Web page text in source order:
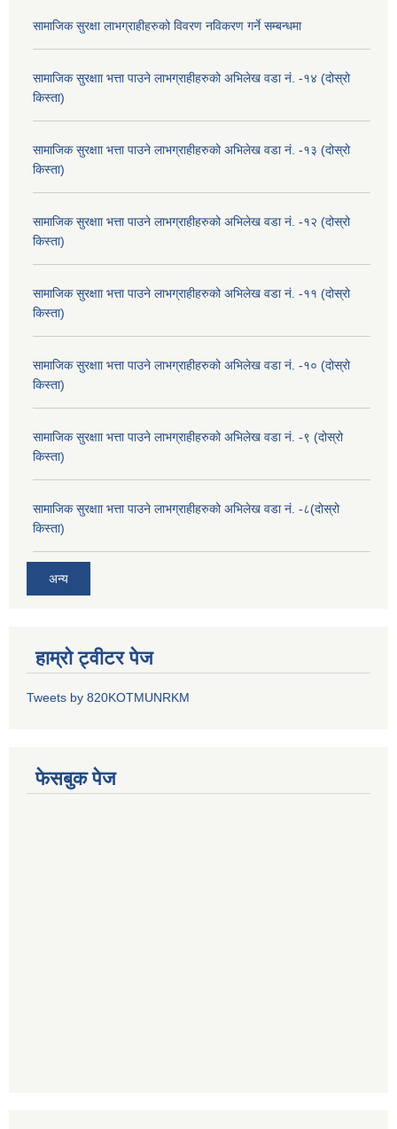
सामाजिक सुरक्षा लाभग्राहीहरुको विवरण नविकरण गर्ने सम्बन्धमा
सामाजिक सुरक्षाा भत्ता पाउने लाभग्राहीहरुको अभिलेख वडा नं. -१४ (दोस्रो
किस्ता)
सामाजिक सुरक्षाा भत्ता पाउने लाभग्राहीहरुको अभिलेख वडा नं. -१३ (दोस्रो
किस्ता)
सामाजिक सुरक्षाा भत्ता पाउने लाभग्राहीहरुको अभिलेख वडा नं. -१२ (दोस्रो
किस्ता)
सामाजिक सुरक्षाा भत्ता पाउने लाभग्राहीहरुको अभिलेख वडा नं. -११ (दोस्रो
किस्ता)
सामाजिक सुरक्षाा भत्ता पाउने लाभग्राहीहरुको अभिलेख वडा नं. -१० (दोस्रो
किस्ता)
सामाजिक सुरक्षाा भत्ता पाउने लाभग्राहीहरुको अभिलेख वडा नं. -९ (दोस्रो
किस्ता)
सामाजिक सुरक्षाा भत्ता पाउने लाभग्राहीहरुको अभिलेख वडा नं. -८(दोस्रो
किस्ता)
अन्य
हाम्रो ट्वीटर पेज
Tweets by 820KOTMUNRKM
फेसबुक पेज